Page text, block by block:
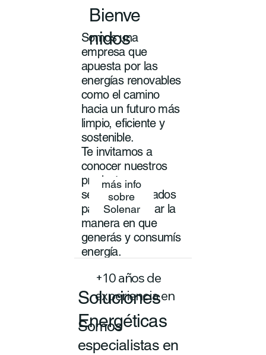
Bienve
nidos
Somos una
empresa que
apuesta por las
energías renovables
como el camino
hacia un futuro más
limpio, eficiente y
sostenible.
Te invitamos a
conocer nuestros
productos y
servicios pensados
para transformar la
manera en que
generás y consumís
energía.
más info
sobre
Solenar
Soluciones
Energéticas
+10 años de
experiencia en
Somos
especialistas en